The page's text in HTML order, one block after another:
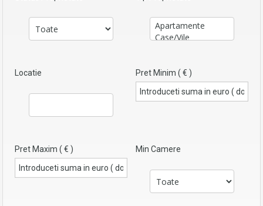
Locatie Pret Minim ( € )
Pret Maxim ( € ) Min Camere